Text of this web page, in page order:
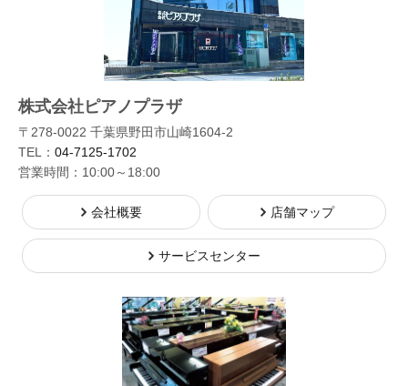
株式会社ピアノプラザ
〒278-0022 千葉県野田市山崎1604-2
TEL： 04-7125-1702
営業時間：10:00～18:00
会社概要 店舗マップ
サービスセンター